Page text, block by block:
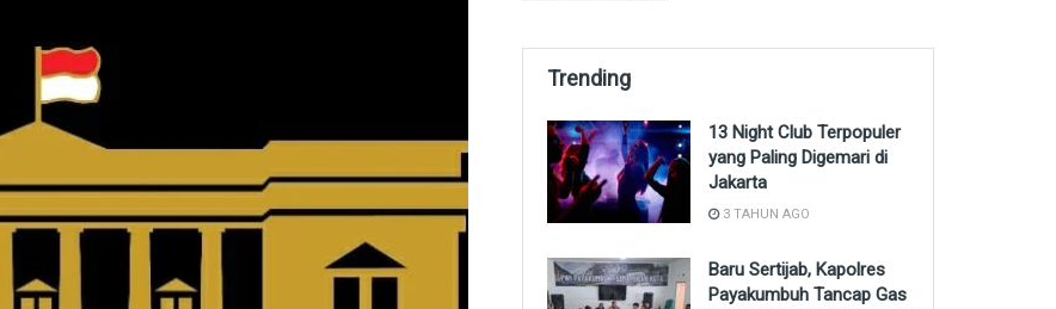
Trending
13 Night Club Terpopuler
yang Paling Digemari di
Jakarta
3 TAHUN AGO
Baru Sertijab, Kapolres
Payakumbuh Tancap Gas